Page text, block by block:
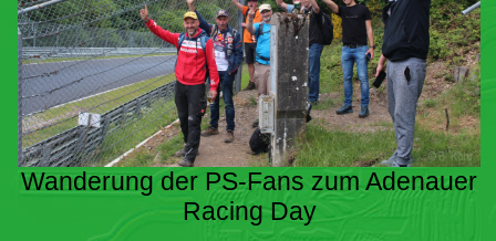
Wanderung der PS-Fans zum Adenauer
Racing Day